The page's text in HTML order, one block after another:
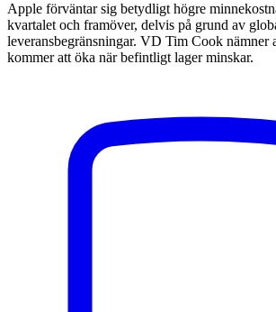
Apple förväntar sig betydligt högre
kvartalet och framöver, delvis på grund av
leveransbegränsningar. VD Tim Cook nämner
kommer att öka när befintligt lager minskar.